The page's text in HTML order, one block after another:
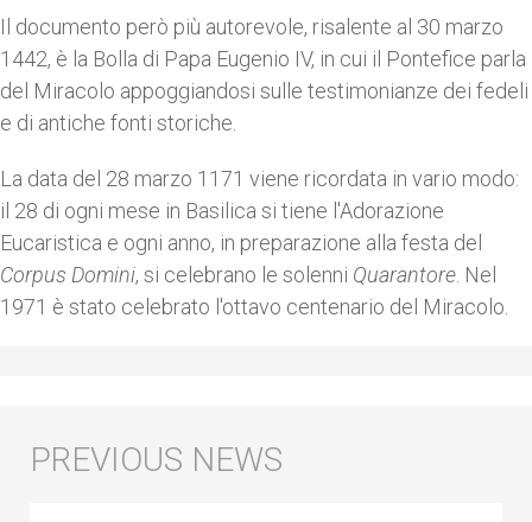
Il documento però più autorevole, risalente al 30 marzo
1442, è la Bolla di Papa Eugenio IV, in cui il Pontefice parla
del Miracolo appoggiandosi sulle testimonianze dei fedeli
e di antiche fonti storiche.
La data del 28 marzo 1171 viene ricordata in vario modo:
il 28 di ogni mese in Basilica si tiene l'Adorazione
Eucaristica e ogni anno, in preparazione alla festa del
Corpus Domini, si celebrano le solenni Quarantore . Nel
1971 è stato celebrato l'ottavo centenario del Miracolo.